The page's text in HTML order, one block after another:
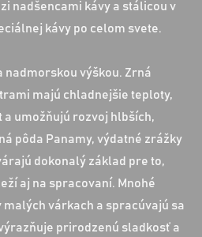
nadšencami kávy a stálicou v
kávy po celom svete.
nadmorskou výškou. Zrná
majú chladnejšie teploty,
umožňujú rozvoj hlbších,
pôda Panamy, výdatné zrážky
dokonalý základ pre to,
aj na spracovaní. Mnohé
malých várkach a spracúvajú sa
prirodzenú sladkosť a